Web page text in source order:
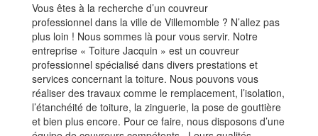
Vous êtes à la recherche d’un couvreur
professionnel dans la ville de Villemomble ? N’allez pas
plus loin ! Nous sommes là pour vous servir. Notre
entreprise « Toiture Jacquin » est un couvreur
professionnel spécialisé dans divers prestations et
services concernant la toiture. Nous pouvons vous
réaliser des travaux comme le remplacement, l’isolation,
l’étanchéité de toiture, la zinguerie, la pose de gouttière
et bien plus encore. Pour ce faire, nous disposons d’une